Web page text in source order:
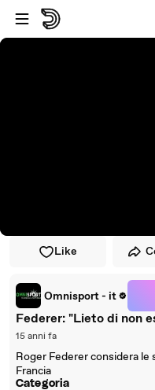
Vai al lettore
Passa al contenuto
Like
Omnisport - it
Federer: "Lieto di non
15 anni fa
Roger Federer considera le
Francia
Categoria